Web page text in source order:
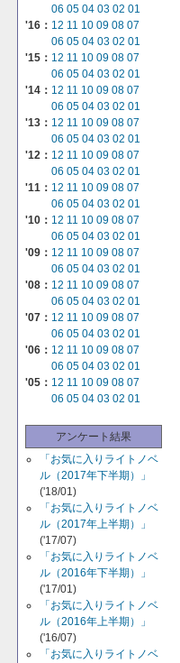
06 05 04 03 02 01
'16： 12 11 10 09 08 07
06 05 04 03 02 01
'15： 12 11 10 09 08 07
06 05 04 03 02 01
'14： 12 11 10 09 08 07
06 05 04 03 02 01
'13： 12 11 10 09 08 07
06 05 04 03 02 01
'12： 12 11 10 09 08 07
06 05 04 03 02 01
'11： 12 11 10 09 08 07
06 05 04 03 02 01
'10： 12 11 10 09 08 07
06 05 04 03 02 01
'09： 12 11 10 09 08 07
06 05 04 03 02 01
'08： 12 11 10 09 08 07
06 05 04 03 02 01
'07： 12 11 10 09 08 07
06 05 04 03 02 01
'06： 12 11 10 09 08 07
06 05 04 03 02 01
'05： 12 11 10 09 08 07
06 05 04 03 02 01
アンケート結果
「お気に入りライトノベ
ル（2017年下半期）」
('18/01)
「お気に入りライトノベ
ル（2017年上半期）」
('17/07)
「お気に入りライトノベ
ル（2016年下半期）」
('17/01)
「お気に入りライトノベ
ル（2016年上半期）」
('16/07)
「お気に入りライトノベ